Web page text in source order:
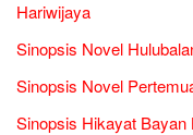
Hariwijaya
Sinopsis Novel
Sinopsis Novel
Sinopsis Hikayat Bayan